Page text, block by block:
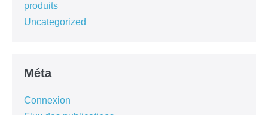
produits
Uncategorized
Méta
Connexion